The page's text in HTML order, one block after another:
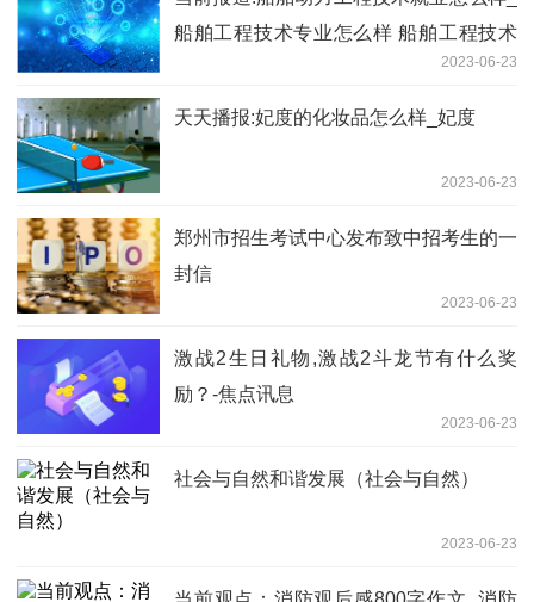
船舶工程技术专业怎么样 船舶工程技术
2023-06-23
天天播报:妃度的化妆品怎么样_妃度
2023-06-23
郑州市招生考试中心发布致中招考生的一
封信
2023-06-23
激战2生日礼物,激战2斗龙节有什么奖
励？-焦点讯息
2023-06-23
社会与自然和谐发展（社会与自然）
2023-06-23